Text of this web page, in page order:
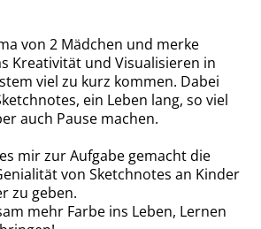
von 2 Mädchen und merke
Kreativität und Visualisieren in
viel zu kurz kommen. Dabei
ein Leben lang, so viel
auch Pause machen.
mir zur Aufgabe gemacht die
von Sketchnotes an Kinder
zu geben.
mehr Farbe ins Leben, Lernen